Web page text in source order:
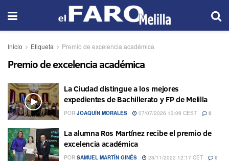
Inicio Etiqueta Premio de excelencia académica
Premio de excelencia académica
La Ciudad distingue a los mejores
expedientes de Bachillerato y FP de Melilla
POR JOAQUÍN MORALES 07/07/2026 13:09 CEST 0
La alumna Ros Martínez recibe el premio de
excelencia académica
POR SAMUEL MARTÍN GINÉS 28/11/2022 12:17 CET 0